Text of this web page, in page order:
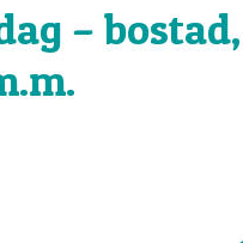
– bostad,